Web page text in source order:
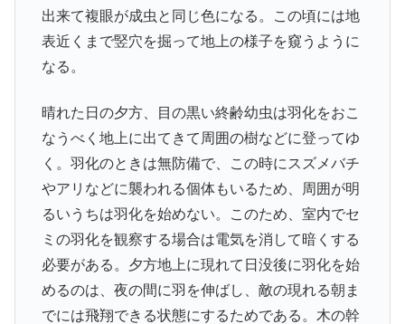
出来て複眼が成虫と同じ色になる。この頃には地
表近くまで竪穴を掘って地上の様子を窺うように
なる。
晴れた日の夕方、目の黒い終齢幼虫は羽化をおこ
なうべく地上に出てきて周囲の樹などに登ってゆ
く。羽化のときは無防備で、この時にスズメバチ
やアリなどに襲われる個体もいるため、周囲が明
るいうちは羽化を始めない。このため、室内でセ
ミの羽化を観察する場合は電気を消して暗くする
必要がある。夕方地上に現れて日没後に羽化を始
めるのは、夜の間に羽を伸ばし、敵の現れる朝ま
でには飛翔できる状態にするためである。木の幹